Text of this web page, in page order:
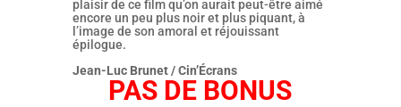
plaisir de ce film qu’on aurait peut-être aimé
encore un peu plus noir et plus piquant, à
l’image de son amoral et réjouissant
épilogue.
Jean-Luc Brunet / Cin’Écrans
PAS DE BONUS